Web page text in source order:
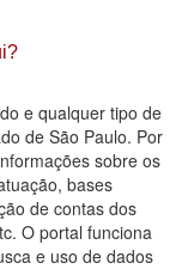
e qualquer tipo de
de São Paulo. Por
sobre os
bases
de contas dos
O portal funciona
e uso de dados